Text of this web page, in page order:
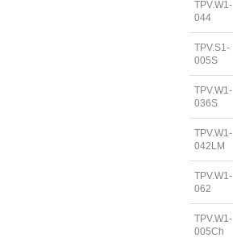
TPV.W1-
044
TPV.S1-
005S
TPV.W1-
036S
TPV.W1-
042LM
TPV.W1-
062
TPV.W1-
005Ch